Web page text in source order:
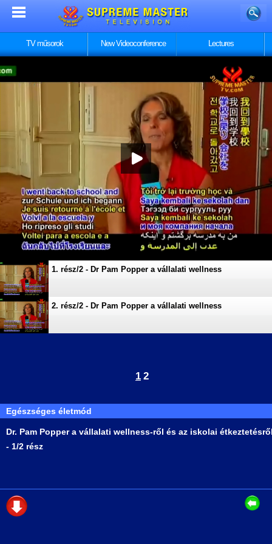
TV műsorok New Videoconference Lectures
1. rész/2 - Dr Pam Popper a vállalati wellness
2. rész/2 - Dr Pam Popper a vállalati wellness
1 2
Egészséges életmód
Dr. Pam Popper a vállalati wellness-ről és az iskolai
- 1/2 rész